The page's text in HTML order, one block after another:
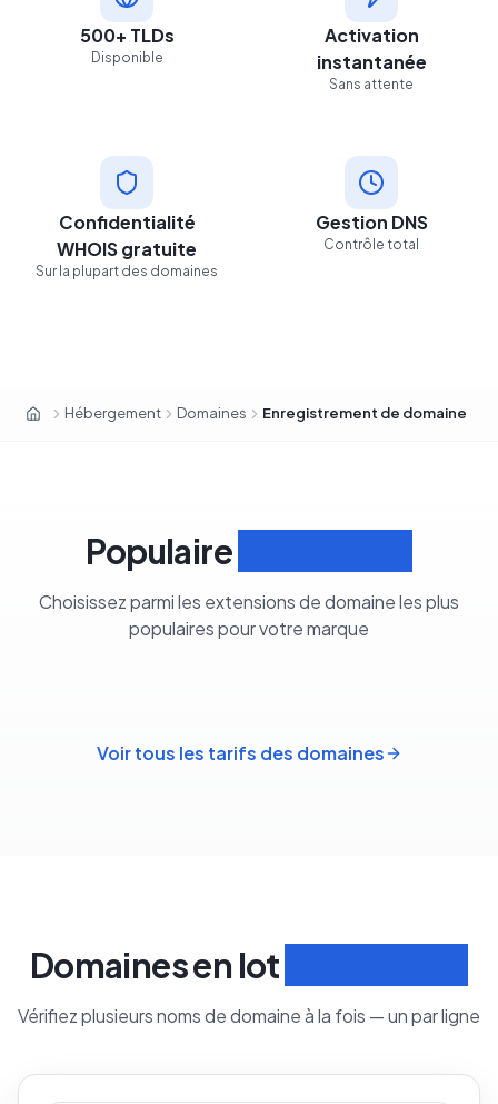
500+ TLDs
Disponible
Activation
instantanée
Sans attente
Confidentialité
WHOIS gratuite
Sur la plupart des domaines
Gestion DNS
Contrôle total
Hébergement Domaines Enregistrement de domaine
Populaire
Choisissez parmi les extensions de domaine les plus
populaires pour votre marque
Voir tous les tarifs des domaines
Domaines en lot
Vérifiez plusieurs noms de domaine à la fois — un par ligne